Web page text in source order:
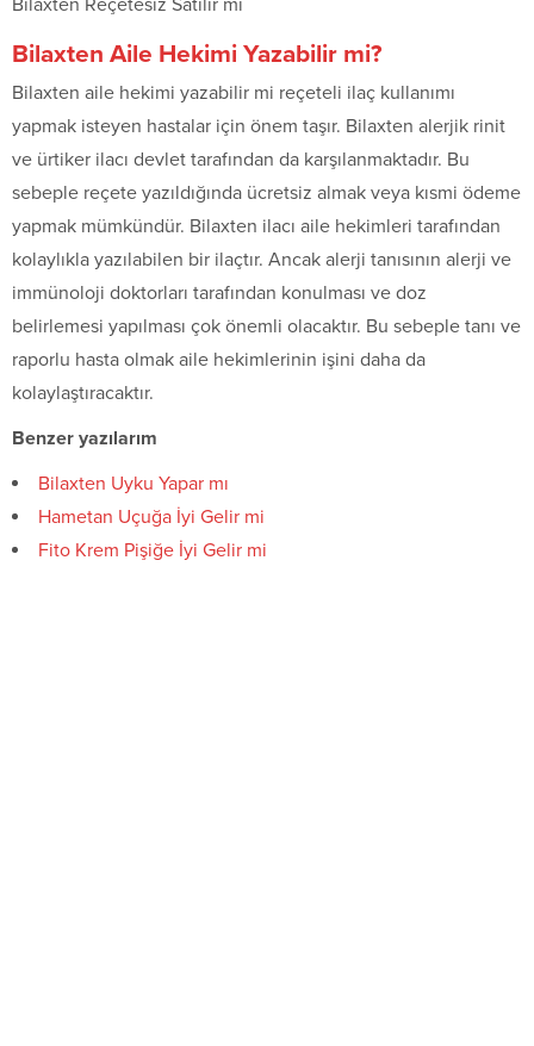
Bilaxten Reçetesiz Satılır mı
Bilaxten Aile Hekimi Yazabilir mi?
Bilaxten aile hekimi yazabilir mi reçeteli ilaç kullanımı
yapmak isteyen hastalar için önem taşır. Bilaxten alerjik rinit
ve ürtiker ilacı devlet tarafından da karşılanmaktadır. Bu
sebeple reçete yazıldığında ücretsiz almak veya kısmi ödeme
yapmak mümkündür. Bilaxten ilacı aile hekimleri tarafından
kolaylıkla yazılabilen bir ilaçtır. Ancak alerji tanısının alerji ve
immünoloji doktorları tarafından konulması ve doz
belirlemesi yapılması çok önemli olacaktır. Bu sebeple tanı ve
raporlu hasta olmak aile hekimlerinin işini daha da
kolaylaştıracaktır.
Benzer yazılarım
Bilaxten Uyku Yapar mı
Hametan Uçuğa İyi Gelir mi
Fito Krem Pişiğe İyi Gelir mi